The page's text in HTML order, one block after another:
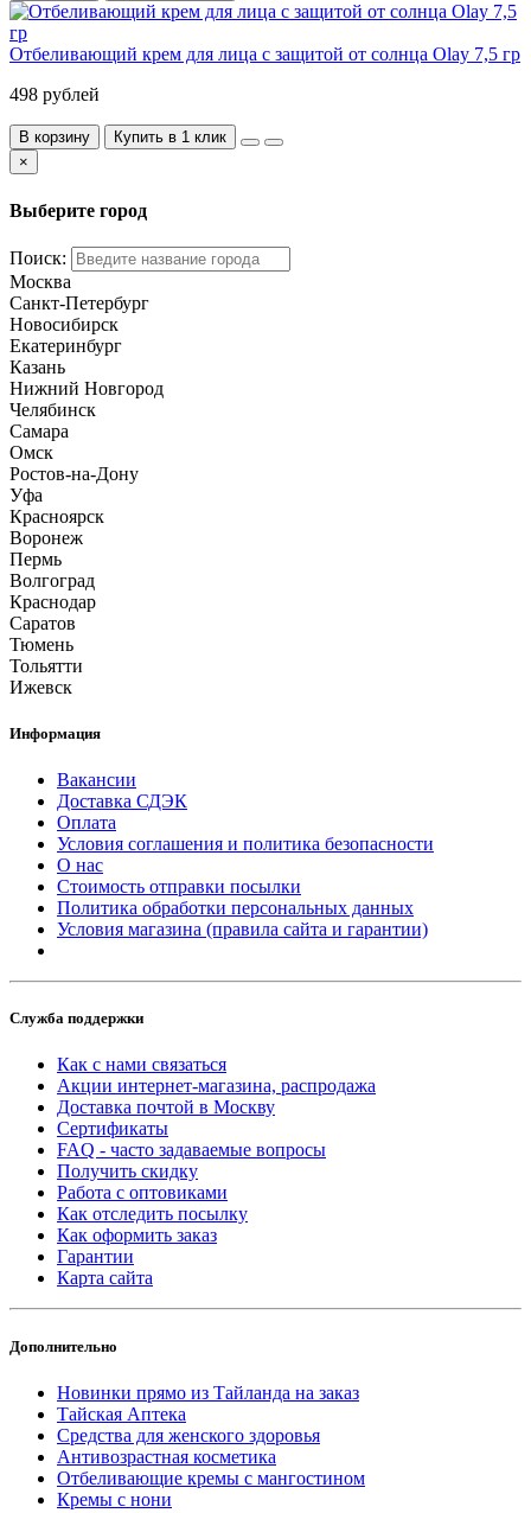
Отбеливающий крем для лица с защитой от солнца Olay 7,5 гр
498 рублей
В корзину
Купить в 1 клик
×
Выберите город
Поиск:
Москва
Санкт-Петербург
Новосибирск
Екатеринбург
Казань
Нижний Новгород
Челябинск
Самара
Омск
Ростов-на-Дону
Уфа
Красноярск
Воронеж
Пермь
Волгоград
Краснодар
Саратов
Тюмень
Тольятти
Ижевск
Информация
Вакансии
Доставка СДЭК
Оплата
Условия соглашения и политика безопасности
О нас
Стоимость отправки посылки
Политика обработки персональных данных
Условия магазина (правила сайта и гарантии)
Служба поддержки
Как с нами связаться
Акции интернет-магазина, распродажа
Доставка почтой в Москву
Сертификаты
FAQ - часто задаваемые вопросы
Получить скидку
Работа с оптовиками
Как отследить посылку
Как оформить заказ
Гарантии
Карта сайта
Дополнительно
Новинки прямо из Тайланда на заказ
Тайская Аптека
Средства для женского здоровья
Антивозрастная косметика
Отбеливающие кремы с мангостином
Кремы с нони